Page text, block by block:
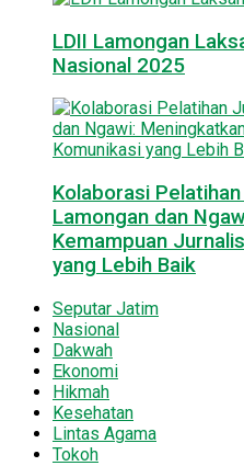
LDII Lamongan
Nasional 2025
Kolaborasi
Lamongan dan
Kemampuan
yang Lebih Baik
Seputar Jatim
Nasional
Dakwah
Ekonomi
Hikmah
Kesehatan
Lintas Agama
Tokoh